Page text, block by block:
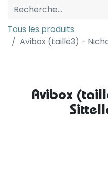
Tous les produits
Avibox (taille3) -
Avibox